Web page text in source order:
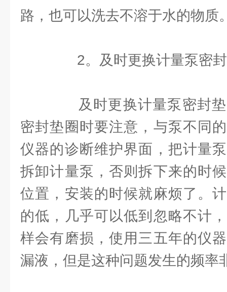
路，也可以洗去不溶于水的物质
2。及时更换计量泵密
及时更换计量泵密封垫
密封垫圈时要注意，与泵不同
仪器的诊断维护界面，把计量
拆卸计量泵，否则拆下来的时
位置，安装的时候就麻烦了。
的低，几乎可以低到忽略不计
样会有磨损，使用三五年的仪
漏液，但是这种问题发生的频率